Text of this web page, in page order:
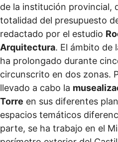
de la institución provincial,
totalidad del presupuesto
redactado por el estudio
Arquitectura. El ámbito de
ha prolongado durante
circunscrito en dos zonas.
llevado a cabo la
Torre en sus diferentes
espacios temáticos
parte, se ha trabajo en el